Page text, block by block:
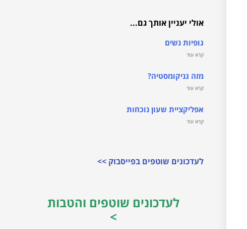
אולי יעניין אותך גם...
גופיות נשים
קרא עוד
מזה גניקומסטיה?
קרא עוד
אפליקציית שעון נוכחות
קרא עוד
לעדכונים שוטפים בפייסבוק >>
לעדכונים שוטפים והטבות
>